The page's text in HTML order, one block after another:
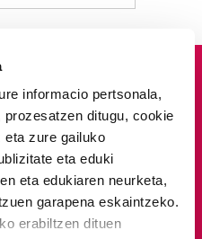
informacio pertsonala,
ditugu, cookie
eta zure gailuko
eta eduki
eta edukiaren neurketa,
garapena eskaintzeko.
erabiltzen dituen